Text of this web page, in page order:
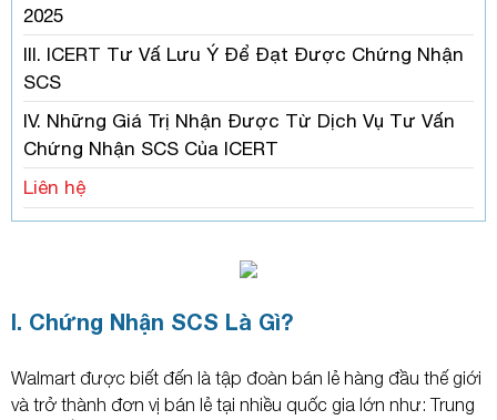
2025
III. ICERT Tư Vấ Lưu Ý Để Đạt Được Chứng Nhận
SCS
IV. Những Giá Trị Nhận Được Từ Dịch Vụ Tư Vấn
Chứng Nhận SCS Của ICERT
Liên hệ
I. Chứng Nhận SCS Là Gì?
Walmart được biết đến là tập đoàn bán lẻ hàng đầu thế giới
và trở thành đơn vị bán lẻ tại nhiều quốc gia lớn như: Trung